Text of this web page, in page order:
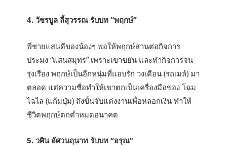
4. วัชรบูล ลี้สุวรรณ รับบท “พฤกษ์”
พี่ชายแสนดีของน้องๆ พ่อให้พฤกษ์สานต่อกิจการ
ประมง “แสนสมุทร” เพราะเขาขยัน และทำกิจการจน
รุ่งเรือง พฤกษ์เป็นอีกหนุ่มที่แอบรัก วงเดือน (รถเมล์) มา
ตลอด แต่ความซื่อทำให้เขาตกเป็นเครื่องมือของ โฉม
ไฉไล (แก้มบุ๋ม) ถึงขั้นจับแต่งงานเพื่อหลอกเงิน ทำให้
ชีวิตพฤกษ์ตกต่ำหมดอนาคต
5. วศิน อัศวนฤนาท รับบท “อรุณ”